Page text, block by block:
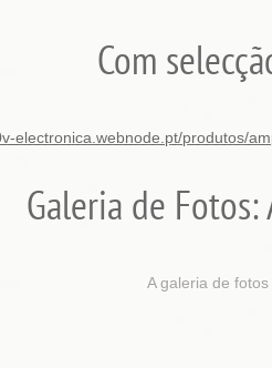
Com
electronica.webnode.pt/produtos/
Galeria de
A galeria de fotos